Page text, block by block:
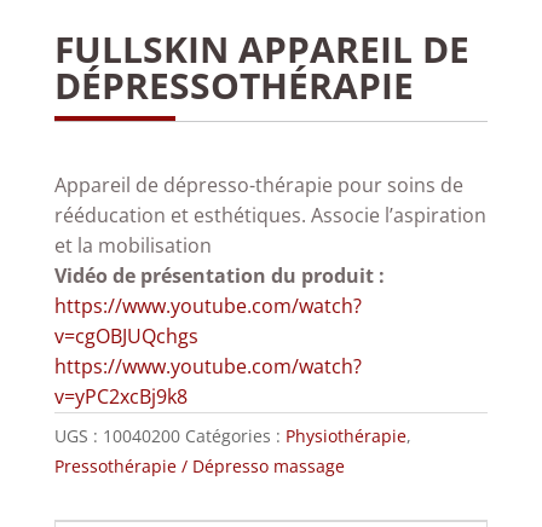
FULLSKIN APPAREIL DE
DÉPRESSOTHÉRAPIE
Appareil de dépresso-thérapie pour soins de
rééducation et esthétiques. Associe l’aspiration
et la mobilisation
Vidéo de présentation du produit :
https://www.youtube.com/watch?
v=cgOBJUQchgs
https://www.youtube.com/watch?
v=yPC2xcBj9k8
UGS : 10040200 Catégories : Physiothérapie,
Pressothérapie / Dépresso massage